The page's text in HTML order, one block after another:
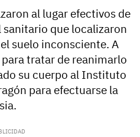
al lugar efectivos de
sanitario que localizaron
suelo inconsciente. A
tratar de reanimarlo
su cuerpo al Instituto
para efectuarse la